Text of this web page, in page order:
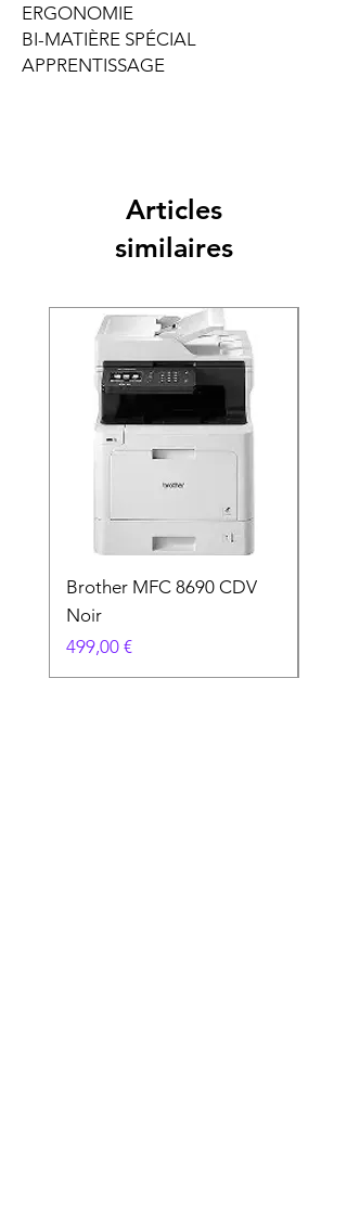
ERGONOMIE
BI-MATIÈRE SPÉCIAL
APPRENTISSAGE
Articles
similaires
Brother MFC 8690 CDV
Noir
Prix
499,00 €